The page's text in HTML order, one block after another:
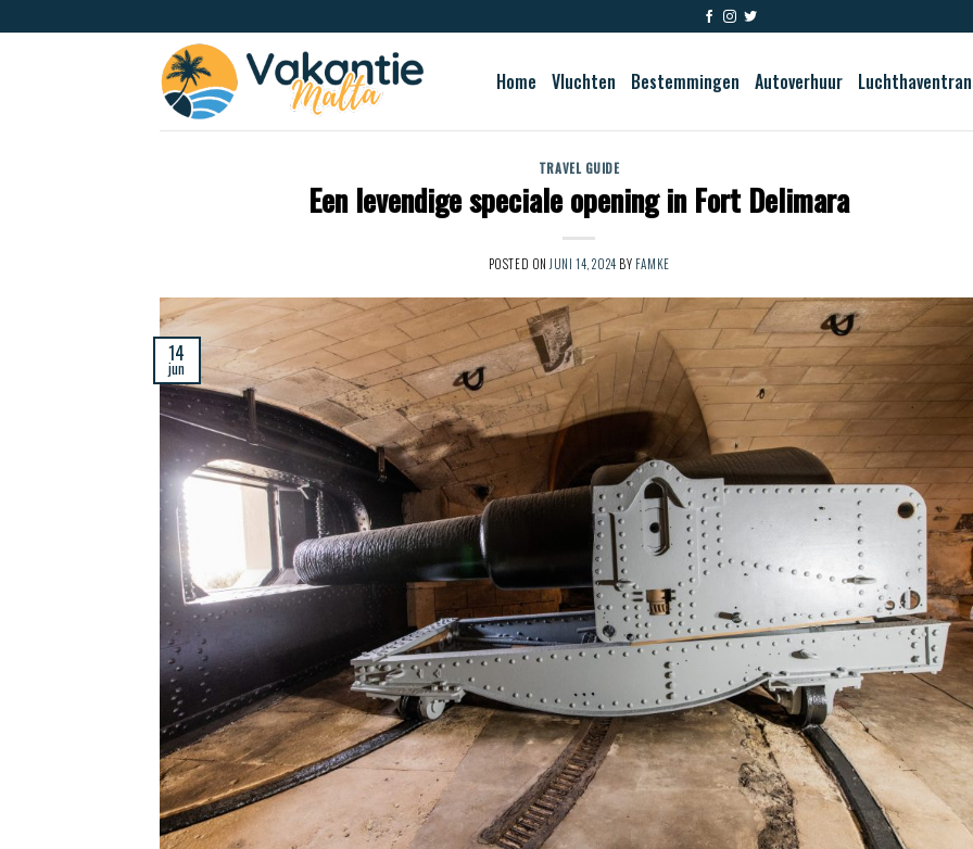
Home Vluchten Bestemmingen Autoverhuur
TRAVEL GUIDE
Een levendige speciale opening in Fort Delimara
POSTED ON JUNI 14, 2024 BY FAMKE
14
jun